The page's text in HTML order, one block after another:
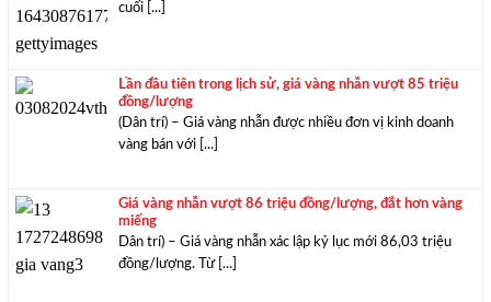
cuối [...]
Lần đầu tiên trong lịch sử, giá vàng nhẫn vượt 85 triệu
đồng/lượng
(Dân trí) – Giá vàng nhẫn được nhiều đơn vị kinh doanh
vàng bán với [...]
Giá vàng nhẫn vượt 86 triệu đồng/lượng, đắt hơn vàng
miếng
Dân trí) – Giá vàng nhẫn xác lập kỷ lục mới 86,03 triệu
đồng/lượng. Từ [...]